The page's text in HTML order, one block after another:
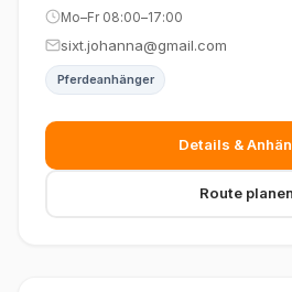
Mo–Fr 08:00–17:00
sixt.johanna@gmail.com
Pferdeanhänger
Details &
Route planen